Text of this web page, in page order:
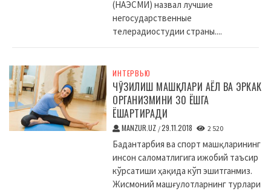
(НАЭСМИ) назвал лучшие
негосударственные
телерадиостудии страны....
ИНТЕРВЬЮ
ЧЎЗИЛИШ МАШҚЛАРИ АЁЛ ВА ЭРКАК
ОРГАНИЗМИНИ 30 ЁШГА
ЁШАРТИРАДИ
MANZUR.UZ /29.11.2018 2 520
Бадантарбия ва спорт машқларининг
инсон саломатлигига ижобий таъсир
кўрсатиши ҳақида кўп эшитганмиз.
Жисмоний машғулотларнинг турлари